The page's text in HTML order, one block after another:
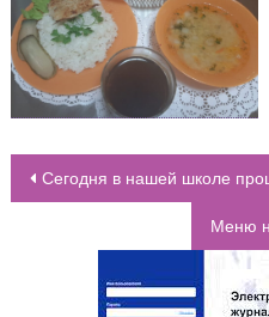
НАВИГАЦИЯ ПО ЗАПИСЯМ
Сегодня в нашей школе прошёл
Меню